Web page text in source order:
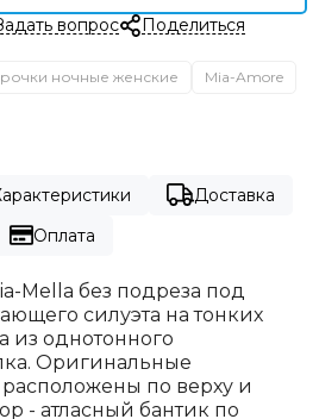
вопрос Поделиться
ночные женские
Mia-Amore
Доставка
Оплата
Mella без подреза под
силуэта на тонких
из однотонного
Оригинальные
по верху и
- атласный бантик по